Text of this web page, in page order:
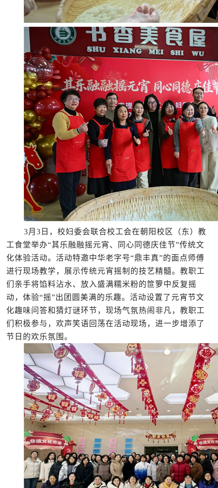
3月3日，校妇委会联合校工会在朝阳校区（东）教
工食堂举办“其乐融融摇元宵、同心同德庆佳节”传统文
化体验活动。活动特邀中华老字号“鼎丰真”的面点师傅
进行现场教学，展示传统元宵摇制的技艺精髓。教职工
们亲手将馅料沾水、放入盛满糯米粉的笸箩中反复摇
动，体验“摇”出团圆美满的乐趣。活动设置了元宵节文
化趣味问答和猜灯谜环节，现场气氛热闹非凡，教职工
们积极参与，欢声笑语回荡在活动现场，进一步增添了
节日的欢乐氛围。